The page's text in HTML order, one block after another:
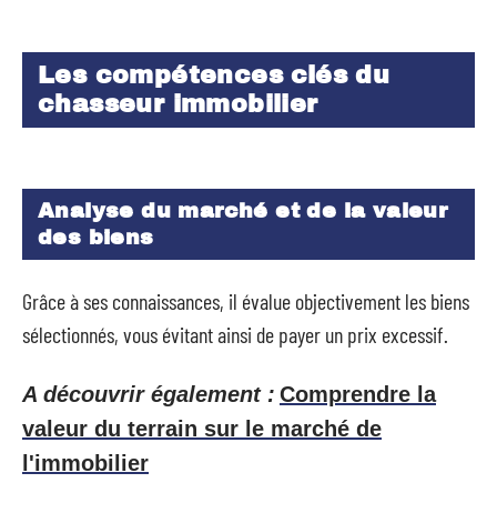
Les compétences clés du
chasseur immobilier
Analyse du marché et de la valeur
des biens
Grâce à ses connaissances, il évalue objectivement les biens
sélectionnés, vous évitant ainsi de payer un prix excessif.
A découvrir également : Comprendre la
valeur du terrain sur le marché de
l'immobilier